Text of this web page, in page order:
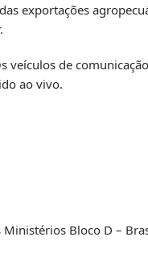
exportações
veículos de comunicação
ao vivo.
Ministérios Bloco D –